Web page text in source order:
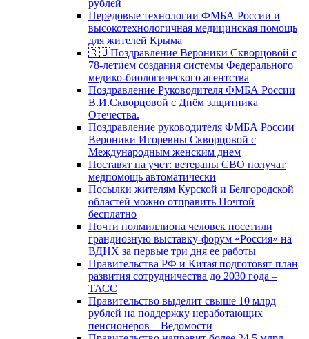
рублей
Передовые технологии ФМБА России и
высокотехнологичная медицинская помощь
для жителей Крыма
🇷🇺Поздравление Вероники Скворцовой с
78-летием создания системы Федерального
медико-биологического агентства
Поздравление Руководителя ФМБА России
В.И.Скворцовой с Днём защитника
Отечества.
Поздравление руководителя ФМБА России
Вероники Игоревны Скворцовой с
Международным женским днем
Поставят на учет: ветераны СВО получат
медпомощь автоматически
Посылки жителям Курской и Белгородской
областей можно отправить Почтой
бесплатно
Почти полмиллиона человек посетили
грандиозную выставку-форум «Россия» на
ВДНХ за первые три дня ее работы
Правительства РФ и Китая подготовят план
развития сотрудничества до 2030 года –
ТАСС
Правительство выделит свыше 10 млрд
рублей на поддержку неработающих
пенсионеров – Ведомости